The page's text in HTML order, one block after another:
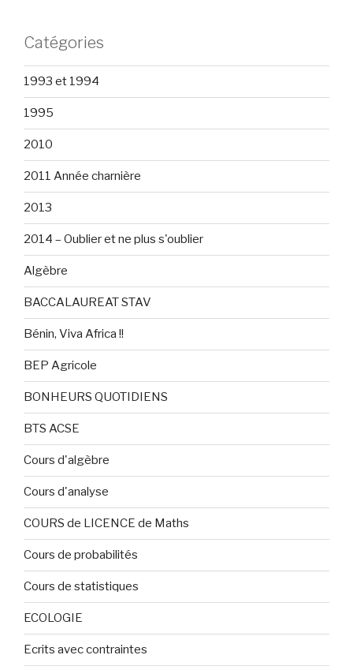
Catégories
1993 et 1994
1995
2010
2011 Année charnière
2013
2014 – Oublier et ne plus s'oublier
Algèbre
BACCALAUREAT STAV
Bénin, Viva Africa !!
BEP Agricole
BONHEURS QUOTIDIENS
BTS ACSE
Cours d'algèbre
Cours d'analyse
COURS de LICENCE de Maths
Cours de probabilités
Cours de statistiques
ECOLOGIE
Ecrits avec contraintes